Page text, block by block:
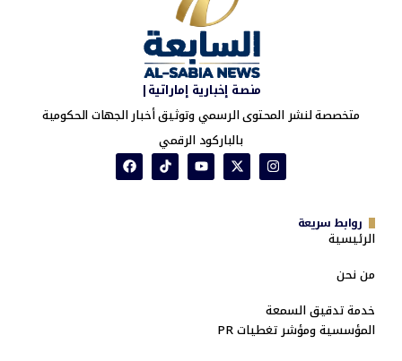
منصة إخبارية إماراتية|
متخصصة لنشر المحتوى الرسمي وتوثيق أخبار الجهات الحكومية
بالباركود الرقمي
روابط سريعة
الرئيسية
من نحن
خدمة تدقيق السمعة
المؤسسية ومؤشر تغطيات PR